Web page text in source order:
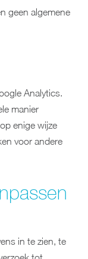
geen algemene
Analytics.
manier
enige wijze
voor andere
in te zien, te